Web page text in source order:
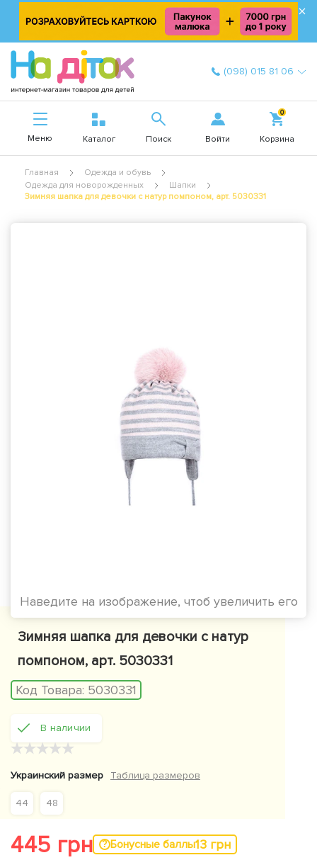
×
(098) 015 81 06
Меню Каталог Поиск Войти
0
Корзина
Главная
Одежда и обувь
Одежда для новорожденных
Шапки
Зимняя шапка для девочки с натур помпоном, арт. 5030331
Наведите на изображение, чтоб увеличить его
Зимняя шапка для девочки с натур
помпоном, арт. 5030331
Код Товара: 5030331
В наличии
★★★★★
Украинский размер Таблица размеров
44 48
445 грн Бонусные баллы13 грн